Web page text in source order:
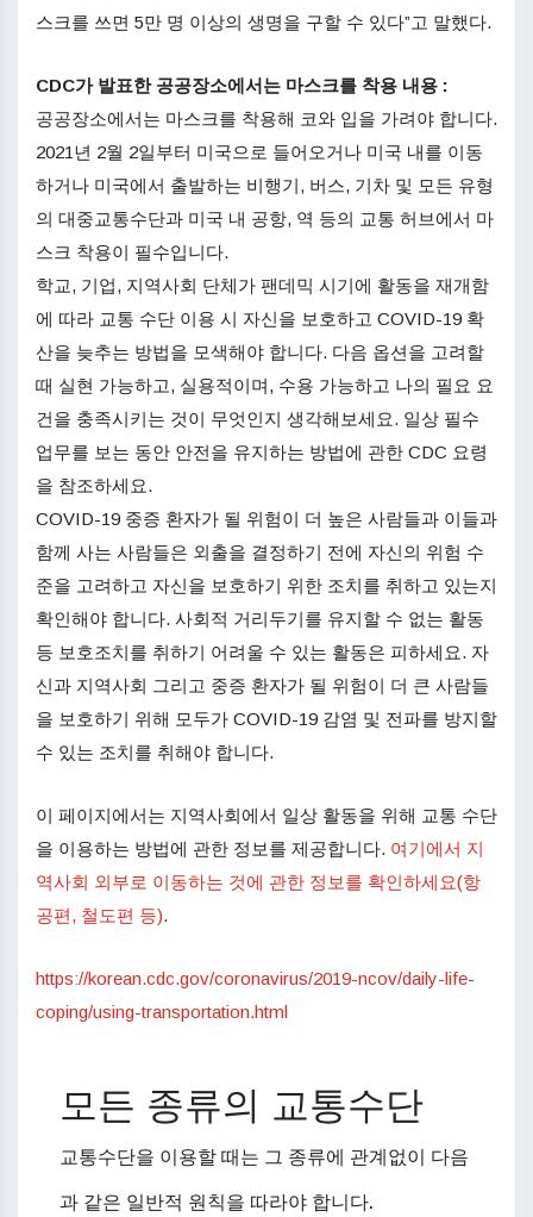
스크를 쓰면 5만 명 이상의 생명을 구할 수 있다”고 말했다.
CDC가 발표한 공공장소에서는 마스크를 착용 내용 :
공공장소에서는 마스크를 착용해 코와 입을 가려야 합니다.
2021년 2월 2일부터 미국으로 들어오거나 미국 내를 이동
하거나 미국에서 출발하는 비행기, 버스, 기차 및 모든 유형
의 대중교통수단과 미국 내 공항, 역 등의 교통 허브에서 마
스크 착용이 필수입니다.​
학교, 기업, 지역사회 단체가 팬데믹 시기에 활동을 재개함
에 따라 교통 수단 이용 시 자신을 보호하고 COVID-19 확
산을 늦추는 방법을 모색해야 합니다. 다음 옵션을 고려할
때 실현 가능하고, 실용적이며, 수용 가능하고 나의 필요 요
건을 충족시키는 것이 무엇인지 생각해보세요. 일상 필수
업무를 보는 동안 안전을 유지하는 방법에 관한 CDC 요령
을 참조하세요.
COVID-19 중증 환자가 될 위험이 더 높은​​​​​​​ 사람들과 이들과
함께 사는 사람들은 외출을 결정하기 전에 자신의 위험 수
준을 고려하고 자신을 보호하기 위한 조치를 취하고 있는지
확인해야 합니다. 사회적 거리두기를 유지할 수 없는 활동
등 보호조치를 취하기 어려울 수 있는 활동은 피하세요. 자
신과 지역사회 그리고 중증 환자가 될 위험이 더 큰 사람들
을 보호하기 위해 모두가 COVID-19 감염 및 전파를 방지할
수 있는 조치를 취해야 합니다.
이 페이지에서는 지역사회에서 일상 활동을 위해 교통 수단
을 이용하는 방법에 관한 정보를 제공합니다. 여기에서 지
역사회 외부로 이동하는 것에 관한 정보를 확인하세요(항
공편, 철도편 등).
https://korean.cdc.gov/coronavirus/2019-ncov/daily-life-
coping/using-transportation.html
승용차 버스 아이콘
모든 종류의 교통수단
교통수단을 이용할 때는 그 종류에 관계없이 다음
과 같은 일반적 원칙을 따라야 합니다.